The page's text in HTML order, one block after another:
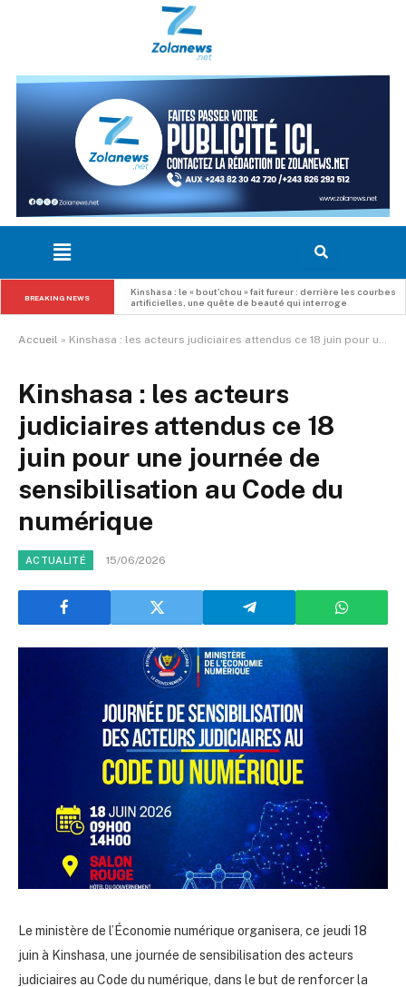
BREAKING NEWS
VAR4 : Claude Mbuyi donne rendez-vous à une jeunesse
congolaise prête à passer du potentiel à l’action
Accueil » Kinshasa : les acteurs judiciaires attendus ce 18 juin pour une journée de sensibilisation au Code du numérique
Kinshasa : les acteurs
judiciaires attendus ce 18
juin pour une journée de
sensibilisation au Code du
numérique
ACTUALITÉ 15/06/2026
Le ministère de l’Économie numérique organisera, ce jeudi 18
juin à Kinshasa, une journée de sensibilisation des acteurs
judiciaires au Code du numérique, dans le but de renforcer la